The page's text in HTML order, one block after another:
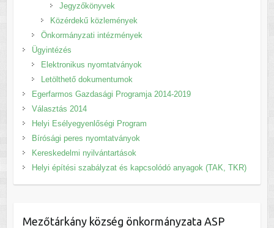
Jegyzőkönyvek
Közérdekű közlemények
Önkormányzati intézmények
Ügyintézés
Elektronikus nyomtatványok
Letölthető dokumentumok
Egerfarmos Gazdasági Programja 2014-2019
Választás 2014
Helyi Esélyegyenlőségi Program
Bírósági peres nyomtatványok
Kereskedelmi nyilvántartások
Helyi építési szabályzat és kapcsolódó anyagok (TAK, TKR)
Mezőtárkány község önkormányzata ASP